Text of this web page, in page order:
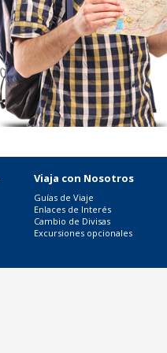
Viaja con Nosotros
Guías de Viaje
Enlaces de Interés
Cambio de Divisas
Excursiones opcionales